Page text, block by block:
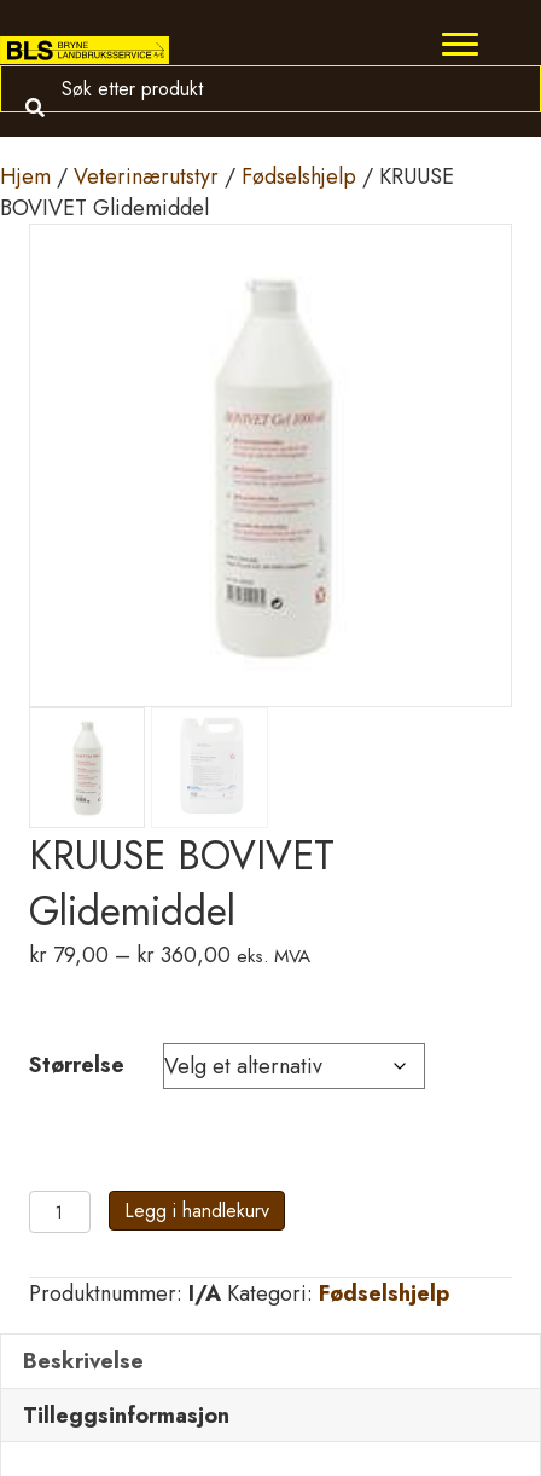
Hjem /Veterinærutstyr / Fødselshjelp / KRUUSE
BOVIVET Glidemiddel
KRUUSE BOVIVET
Glidemiddel
kr 79,00 – kr360,00 Prisområde:
kr 360,00
eks. MVA
Størrelse
KRUUSE
BOVIVET
antall
Legg i handlekurv
Produktnummer: I/A Kategori: Fødselshjelp
Beskrivelse
Tilleggsinformasjon